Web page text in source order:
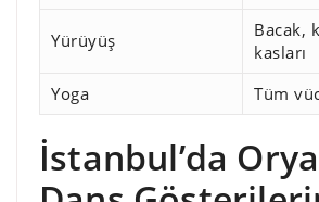
Yürüyüş
Bacak,
kasları
Yoga
Tüm
İstanbul’da